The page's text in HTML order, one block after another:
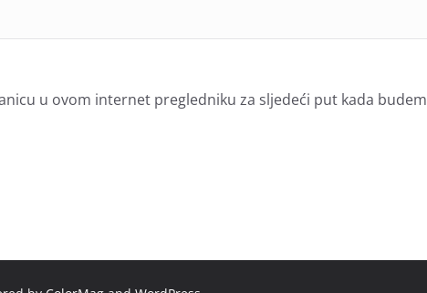
u ovom internet pregledniku za sljedeći put kada budem